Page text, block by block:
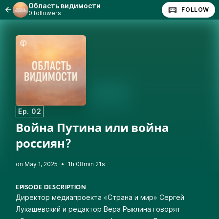
Область видимости
0 followers FOLLOW
Ep. 02
Война Путина или война
россиян?
• 1h 08min 21s
EPISODE DESCRIPTION
Директор медиапроекта «Страна и мир» Сергей
Лукашевский и редактор Вера Рыклина говорят